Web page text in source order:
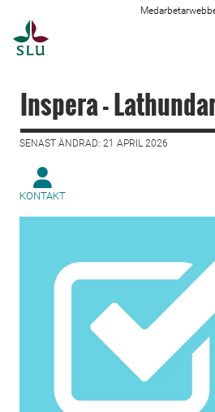
Inspera -
SENAST ÄNDRAD: 21 APRIL 2026
KONTAKT